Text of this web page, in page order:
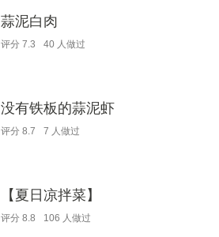
蒜泥白肉
评分 7.3 40 人做过
没有铁板的蒜泥虾
评分 8.7 7 人做过
【夏日凉拌菜】
评分 8.8 106 人做过